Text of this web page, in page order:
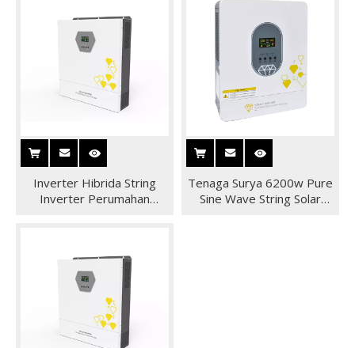
Inverter Hibrida String
Inverter Perumahan
Tenaga Surya 6200w Pure
Sine Wave String Solar